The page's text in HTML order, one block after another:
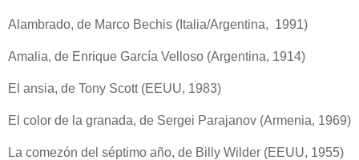
Alambrado, de Marco Bechis (Italia/Argentina, 1991)
Amalia, de Enrique García Velloso (Argentina, 1914)
El ansia, de Tony Scott (EEUU, 1983)
El color de la granada, de Sergei Parajanov (Armenia, 1969)
La comezón del séptimo año, de Billy Wilder (EEUU, 1955)